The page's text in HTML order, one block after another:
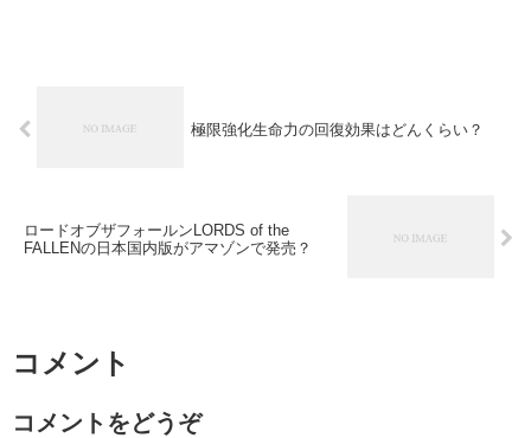
極限強化生命力の回復効果はどんくらい？
ロードオブザフォールンLORDS of the
FALLENの日本国内版がアマゾンで発売？
コメント
コメントをどうぞ